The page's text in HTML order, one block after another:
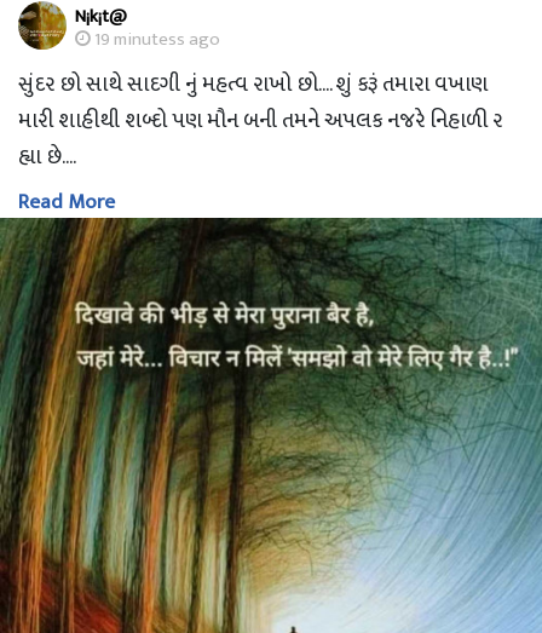
N¡k¡t@
19 minutess ago
સુંદર છો સાથે સાદગી નું મહત્વ રાખો છો.... શું કરૂં તમારા વખાણ
મારી શાહીથી શબ્દો પણ મૌન બની તમને અપલક નજરે નિહાળી ર
હ્યા છે....
Read More